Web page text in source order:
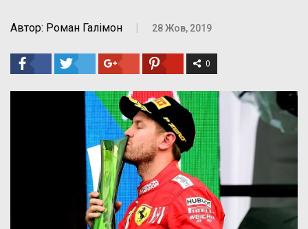
Автор: Роман Галімон | 28 Жов, 2019
0